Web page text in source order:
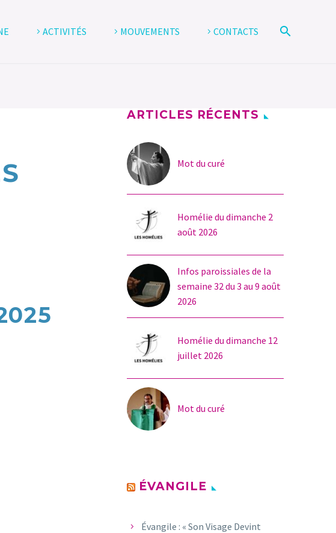
ACTIVITÉS MOUVEMENTS CONTACTS
ARTICLES RÉCENTS
Mot du curé
Homélie du dimanche 2
août 2026
Infos paroissiales de la
semaine 32 du 3 au 9 août
2026
Homélie du dimanche 12
juillet 2026
Mot du curé
ÉVANGILE
Évangile : « Son Visage Devint